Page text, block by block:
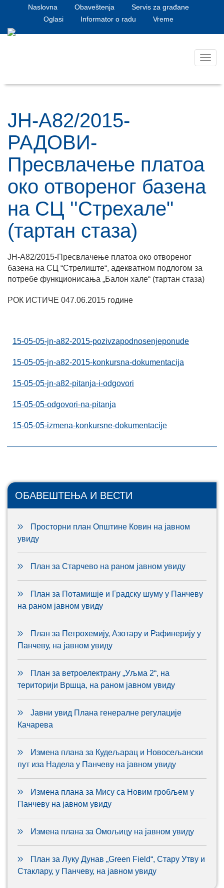
Naslovna Obaveštenja
Servis za građane
Oglasi
Informator o radu Vreme
ЈН-А82/2015-
РАДОВИ-
Пресвлачење платоа
око отвореног базена
на СЦ ''Стрехале"
(тартан стаза)
ЈН-А82/2015-Пресвлачење платоа око отвореног
базена на СЦ “Стрелиште“, адекватном подлогом за
потребе функционисања „Балон хале“ (тартан стаза)
РОК ИСТИЧЕ 047.06.2015 године
15-05-05-jn-a82-2015-pozivzapodnosenjeponude
15-05-05-jn-a82-2015-konkursna-dokumentacija
15-05-05-jn-a82-pitanja-i-odgovori
15-05-05-odgovori-na-pitanja
15-05-05-izmena-konkursne-dokumentacije
ОБАВЕШТЕЊА И ВЕСТИ
Просторни план Општине Ковин на јавном
увиду
План за Старчево на раном јавном увиду
План за Потамишје и Градску шуму у Панчеву
на раном јавном увиду
План за Петрохемију, Азотару и Рафинерију у
Панчеву, на јавном увиду
План за ветроелектрану „Уљма 2“, на
територији Вршца, на раном јавном увиду
Јавни увид Плана генералне регулације
Качарева
Измена плана за Кудељарац и Новосељански
пут иза Надела у Панчеву на јавном увиду
Измена плана за Мису са Новим гробљем у
Панчеву на јавном увиду
Измена плана за Омољицу на јавном увиду
План за Луку Дунав „Green Field“, Стару Утву и
Стаклару, у Панчеву, на јавном увиду